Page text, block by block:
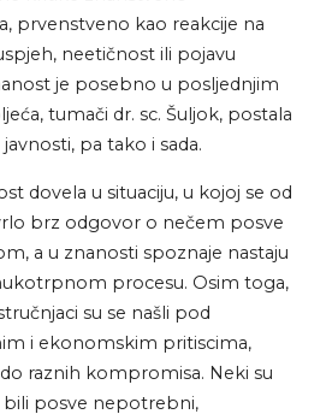
prvenstveno kao reakcije na
neetičnost ili pojavu
je posebno u posljednjim
tumači dr. sc. Šuljok, postala
pa tako i sada.
dovela u situaciju, u kojoj se od
brz odgovor o nečem posve
a u znanosti spoznaje nastaju
procesu. Osim toga,
su se našli pod
i ekonomskim pritiscima,
raznih kompromisa. Neki su
bili posve nepotrebni,